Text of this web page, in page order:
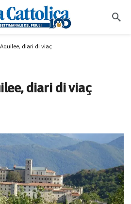
diari di viaç
diari di viaç